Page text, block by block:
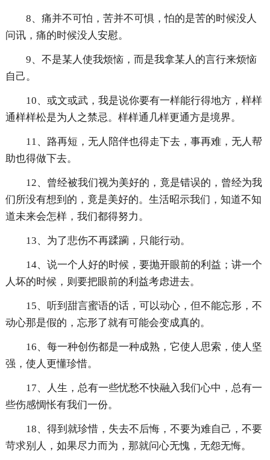
8、痛并不可怕，苦并不可惧，怕的是苦的时候没人
问讯，痛的时候没人安慰。
9、不是某人使我烦恼，而是我拿某人的言行来烦恼
自己。
10、或文或武，我是说你要有一样能行得地方，样样
通样样松是为人之禁忌。样样通几样更通方是境界。
11、路再短，无人陪伴也得走下去，事再难，无人帮
助也得做下去。
12、曾经被我们视为美好的，竟是错误的，曾经为我
们所没有想到的，竟是美好的。生活昭示我们，知道不知
道未来会怎样，我们都得努力。
13、为了悲伤不再蹂躏，只能行动。
14、说一个人好的时候，要抛开眼前的利益；讲一个
人坏的时候，则要把眼前的利益考虑进去。
15、听到甜言蜜语的话，可以动心，但不能忘形，不
动心那是假的，忘形了就有可能会变成真的。
16、每一种创伤都是一种成熟，它使人思索，使人坚
强，使人更懂珍惜。
17、人生，总有一些忧愁不快融入我们心中，总有一
些伤感惆怅有我们一份。
18、得到就珍惜，失去不后悔，不要为难自己，不要
苛求别人，如果尽力而为，那就问心无愧，无怨无悔。